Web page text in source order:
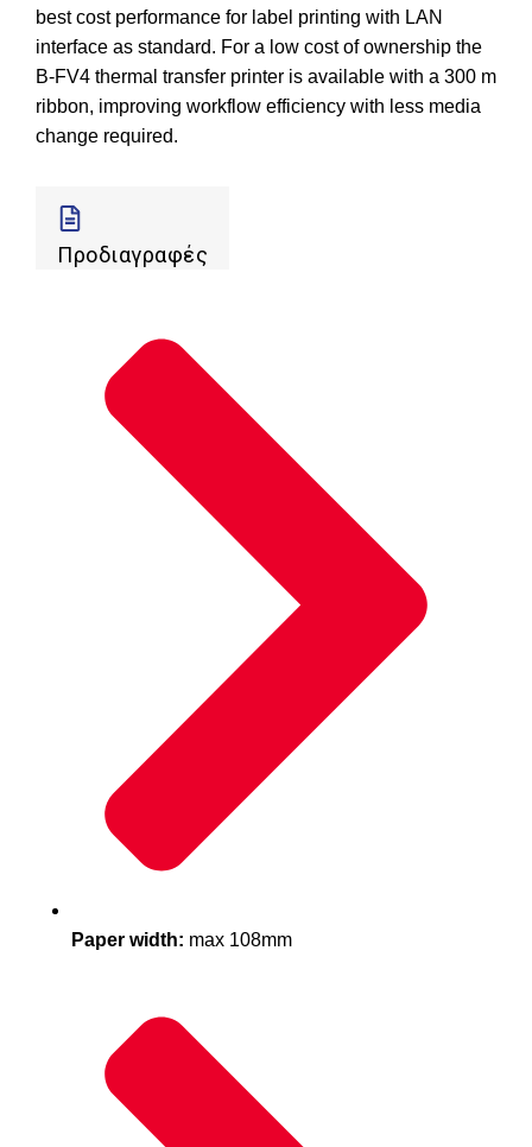
best cost performance for label printing with LAN
interface as standard. For a low cost of ownership the
B-FV4 thermal transfer printer is available with a 300 m
ribbon, improving workflow efficiency with less media
change required.
Προδιαγραφές
Paper width: max 108mm